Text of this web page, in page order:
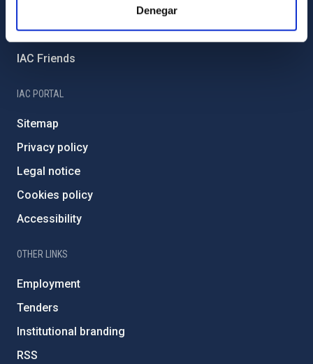
Denegar
Severo Ochoa Programme
IAC Friends
IAC PORTAL
Sitemap
Privacy policy
Legal notice
Cookies policy
Accessibility
OTHER LINKS
Employment
Tenders
Institutional branding
RSS